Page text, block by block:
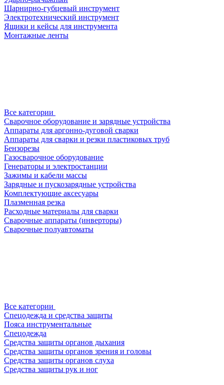
Шарнирно-губцевый инструмент
Электротехнический инструмент
Ящики и кейсы для инструмента
Монтажные ленты
Все категории
Сварочное оборудование и зарядные устройства
Аппараты для аргонно-дуговой сварки
Аппараты для сварки и резки пластиковых труб
Бензорезы
Газосварочное оборудование
Генераторы и электростанции
Зажимы и кабели массы
Зарядные и пускозарядные устройства
Комплектующие аксесуары
Плазменная резка
Расходные материалы для сварки
Сварочные аппараты (инверторы)
Сварочные полуавтоматы
Все категории
Спецодежда и средства защиты
Пояса инструментальные
Спецодежда
Средства защиты органов дыхания
Средства защиты органов зрения и головы
Средства защиты органов слуха
Средства защиты рук и ног